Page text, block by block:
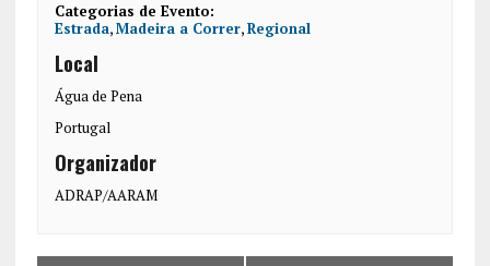
Categorias de Evento:
Estrada,Madeira a Correr,Regional
Local
Água de Pena
Portugal
Organizador
ADRAP/AARAM